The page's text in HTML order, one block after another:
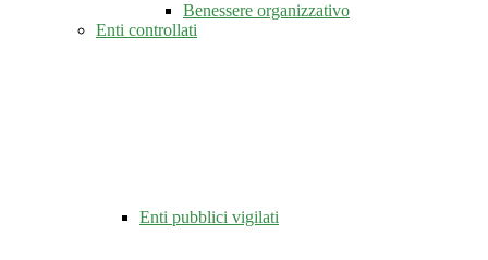
Benessere organizzativo
Enti controllati
Enti pubblici vigilati